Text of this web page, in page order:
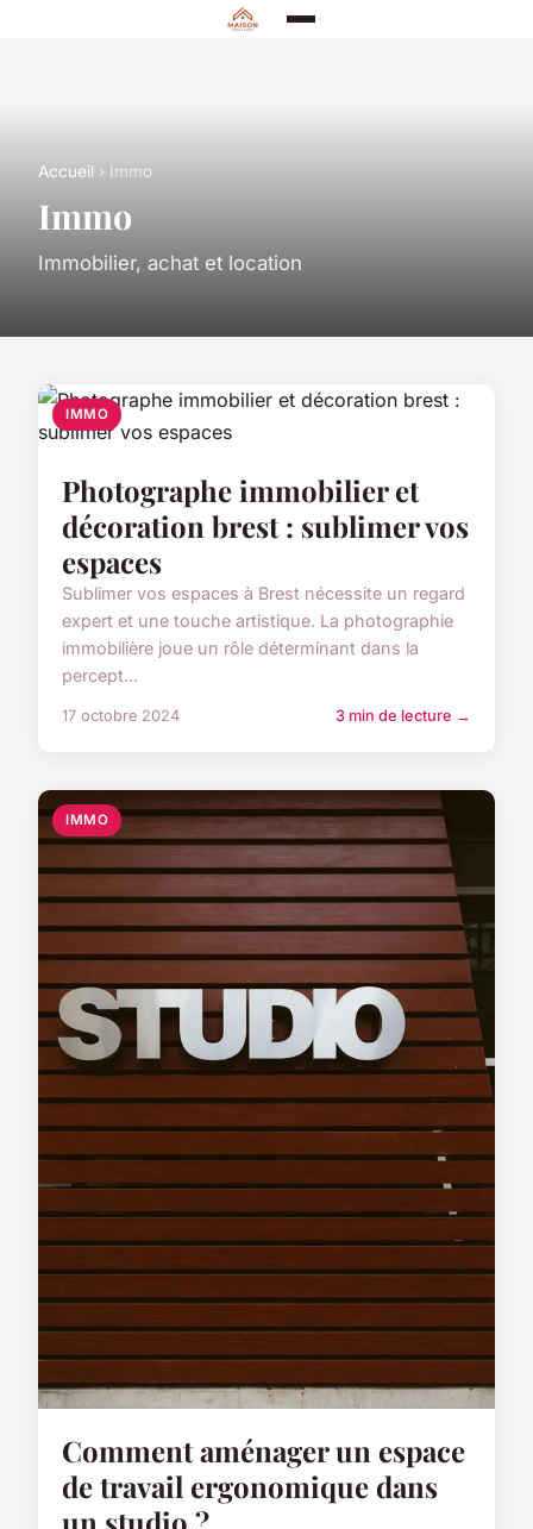
Accueil › Immo
Immo
Immobilier, achat et location
IMMO
Photographe immobilier et
décoration brest : sublimer vos
espaces
Sublimer vos espaces à Brest nécessite un regard
expert et une touche artistique. La photographie
immobilière joue un rôle déterminant dans la
percept...
17 octobre 2024 3 min de lecture →
IMMO
Comment aménager un espace
de travail ergonomique dans